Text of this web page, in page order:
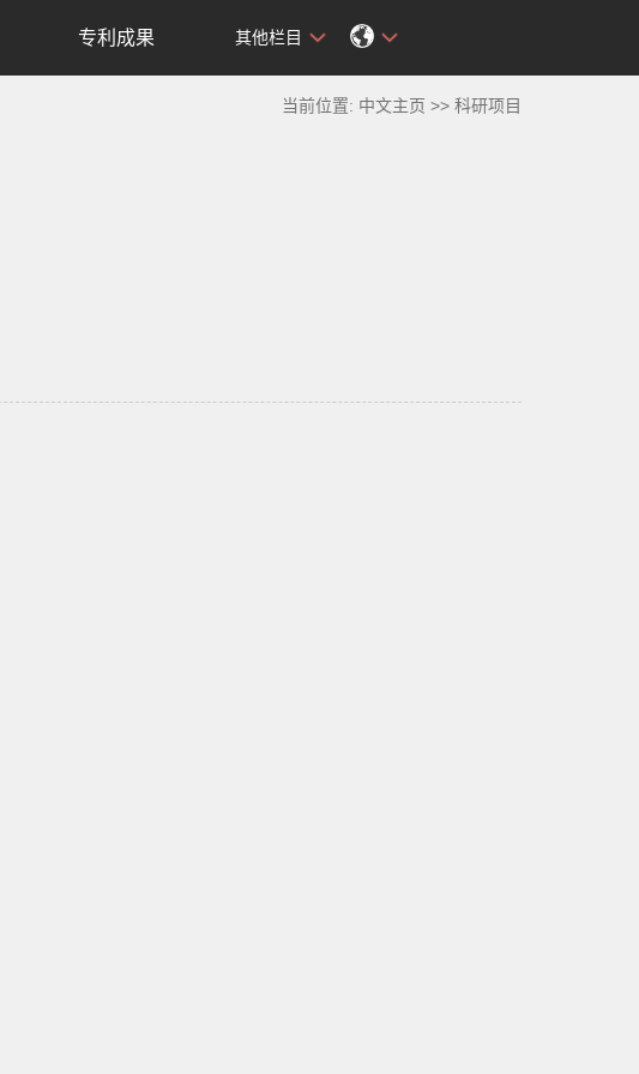
专利成果 其他栏目
当前位置: 中文主页 >>科研项目